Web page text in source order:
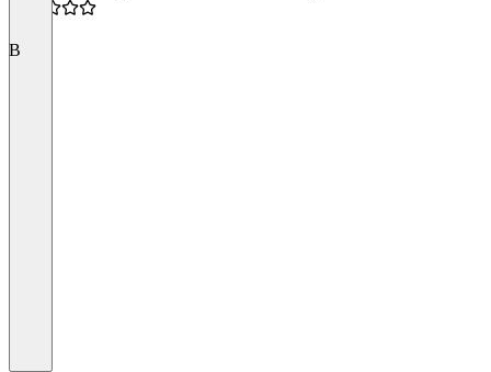
B